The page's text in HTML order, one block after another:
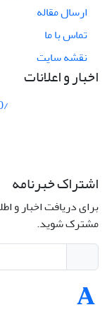
ارسال مقاله
تماس با ما
نقشه سایت
اخبار و اعلانات
اشتراک خبرنامه
برای دریافت اخبار و
مشترک شوید.